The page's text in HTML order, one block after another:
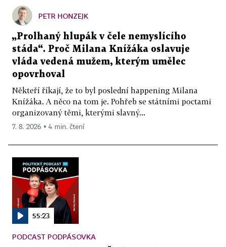
PETR HONZEJK
„Prolhaný hlupák v čele nemyslícího
stáda“. Proč Milana Knížáka oslavuje
vláda vedená mužem, kterým umělec
opovrhoval
Někteří říkají, že to byl poslední happening Milana
Knížáka. A něco na tom je. Pohřeb se státními poctami
organizovaný těmi, kterými slavný...
7. 8. 2026 ▪ 4 min. čtení
55:23
PODCAST PODPÁSOVKA